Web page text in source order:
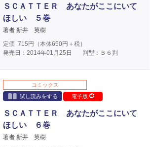
ＳＣＡＴＴＥＲ あなたがここにいて
ほしい ５巻
著者 新井 英樹
定価 715 円（本体650円＋税）
発売日：2014年01月25日
判型：Ｂ６判
コミックス
試し読みをする
電子版
ＳＣＡＴＴＥＲ あなたがここにいて
ほしい ６巻
著者 新井 英樹